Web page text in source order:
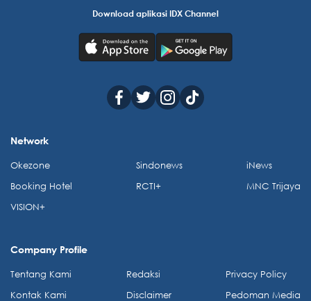
Download aplikasi IDX Channel
Network
Okezone
Booking Hotel
VISION+
Sindonews
RCTI+
iNews
MNC Trijaya
Company Profile
Tentang Kami
Kontak Kami
Redaksi
Disclaimer
Privacy Policy
Pedoman Media